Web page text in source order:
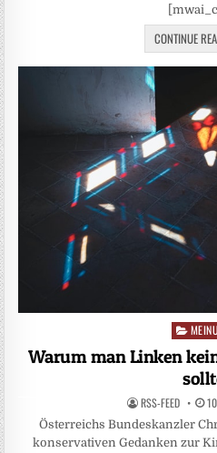
CONTINUE
Posted
Warum man Linken
RSS-FEED
Österreichs Bundeskanzler
konservativen Gedanken zur